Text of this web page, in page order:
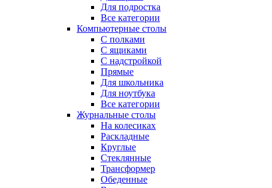
Для подростка
Все категории
Компьютерные столы
С полками
С ящиками
С надстройкой
Прямые
Для школьника
Для ноутбука
Все категории
Журнальные столы
На колесиках
Раскладные
Круглые
Стеклянные
Трансформер
Обеденные